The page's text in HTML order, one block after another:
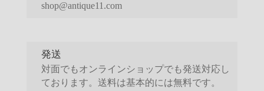
shop@antique11.com
発送
対面でもオンラインショップでも発送対応し
ております。送料は基本的には無料です。